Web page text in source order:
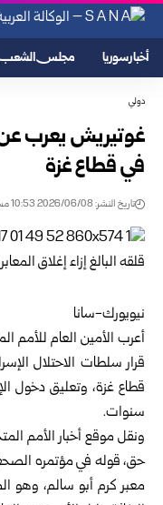
أخبار سوريا مجلس
دولي
غوتيريش يعرب عن
في قطاع غزة
تاريخ النشر: 2026/06/08 10:53 مساءً
نيويورك-سانا
أعرب الأمين العام للأمم
قرار سلطات الاحتلال
قطاع غزة، وتعليق دخول
سنوات.
ونقل موقع أخبار الأمم
حق، قوله في مؤتمره
معبر كرم أبو سالم، وهو